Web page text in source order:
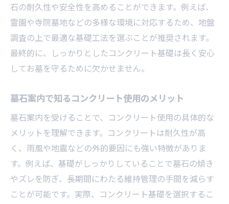
石の耐久性や安全性を高めることができます。例えば、
霊園や寺院墓地などの多様な環境に対応するため、地盤
調査の上で最適な基礎工法を選ぶことが推奨されます。
最終的に、しっかりとしたコンクリート基礎は長く安心
してお墓を守るために欠かせません。
墓石案内で知るコンクリート使用のメリット
墓石案内を受けることで、コンクリート使用の具体的な
メリットを理解できます。コンクリートは耐久性が高
く、雨風や地震などの外的要因にも強い特徴がありま
す。例えば、基礎がしっかりしていることで墓石の傾き
やズレを防ぎ、長期間にわたる維持管理の手間を減らす
ことが可能です。実際、コンクリート基礎を選択するこ